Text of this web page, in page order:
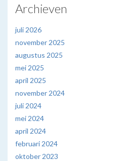
Archieven
juli 2026
november 2025
augustus 2025
mei 2025
april 2025
november 2024
juli 2024
mei 2024
april 2024
februari 2024
oktober 2023